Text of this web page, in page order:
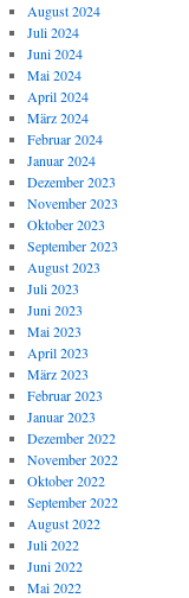
August 2024
Juli 2024
Juni 2024
Mai 2024
April 2024
März 2024
Februar 2024
Januar 2024
Dezember 2023
November 2023
Oktober 2023
September 2023
August 2023
Juli 2023
Juni 2023
Mai 2023
April 2023
März 2023
Februar 2023
Januar 2023
Dezember 2022
November 2022
Oktober 2022
September 2022
August 2022
Juli 2022
Juni 2022
Mai 2022